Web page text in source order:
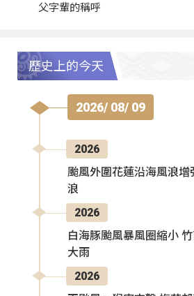
父字輩的稱呼
歷史上的今天
2026/ 08/ 09
2026
颱風外圍花蓮沿海風浪增
浪
2026
白海豚颱風暴風圈縮小
大雨
2026